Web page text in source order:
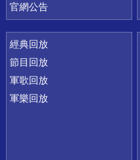
官網公告
經典回放
節目回放
軍歌回放
軍樂回放